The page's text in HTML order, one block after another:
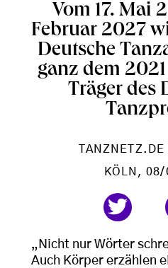
Vom 17. Mai
Februar 2027
Deutsche
ganz dem
Träger des
TANZNETZ.DE
KÖLN , 08/
„Nicht nur Wörter
Auch Körper erzählen